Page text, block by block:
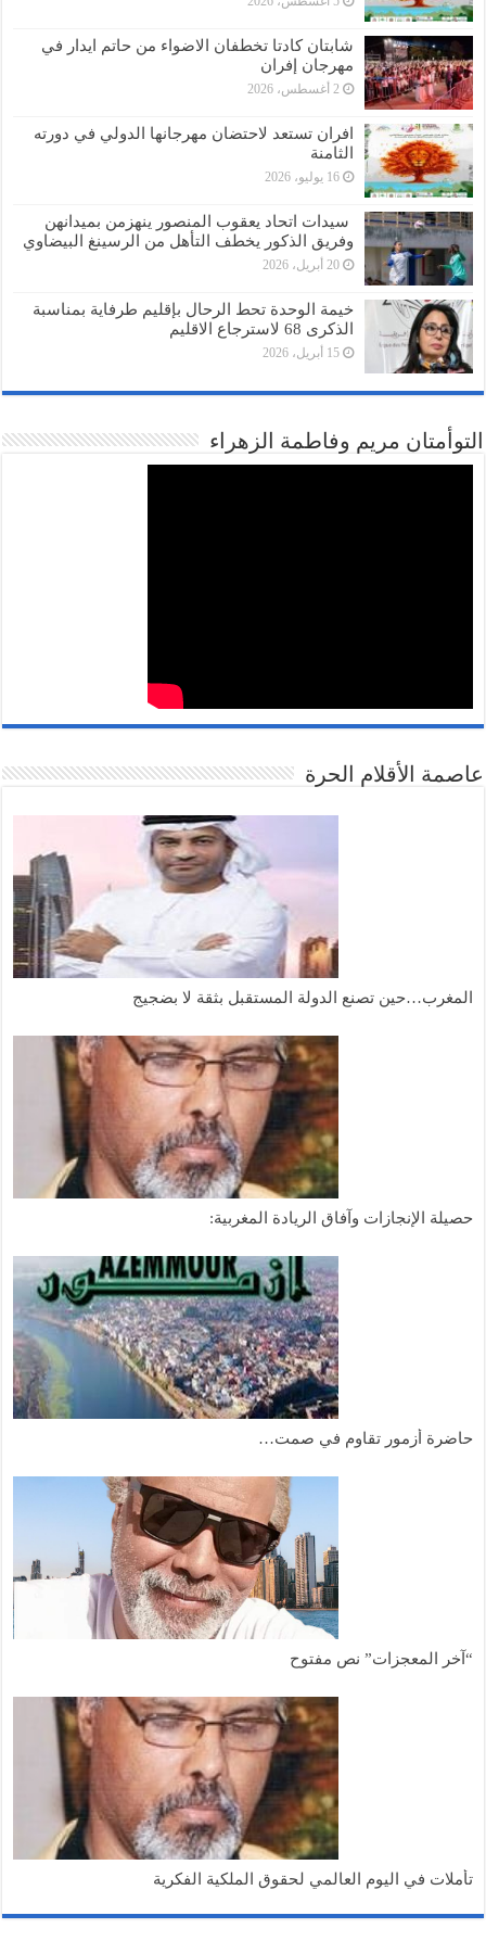
شابتان كادتا تخطفان الاضواء من حاتم ايدار في
مهرجان إفران
2 أغسطس، 2026
افران تستعد لاحتضان مهرجانها الدولي في دورته
الثامنة
16 يوليو، 2026
سيدات اتحاد يعقوب المنصور ينهزمن بميدانهن
وفريق الذكور يخطف التأهل من الرسينغ البيضاوي
20 أبريل، 2026
خيمة الوحدة تحط الرحال بإقليم طرفاية بمناسبة
الذكرى 68 لاسترجاع الاقليم
15 أبريل، 2026
التوأمتان مريم وفاطمة الزهراء
عاصمة الأقلام الحرة
المغرب…حين تصنع الدولة المستقبل بثقة لا بضجيج
حصيلة الإنجازات وآفاق الريادة المغربية:
حاضرة أزمور تقاوم في صمت…
“آخر المعجزات” نص مفتوح
تأملات في اليوم العالمي لحقوق الملكية الفكرية